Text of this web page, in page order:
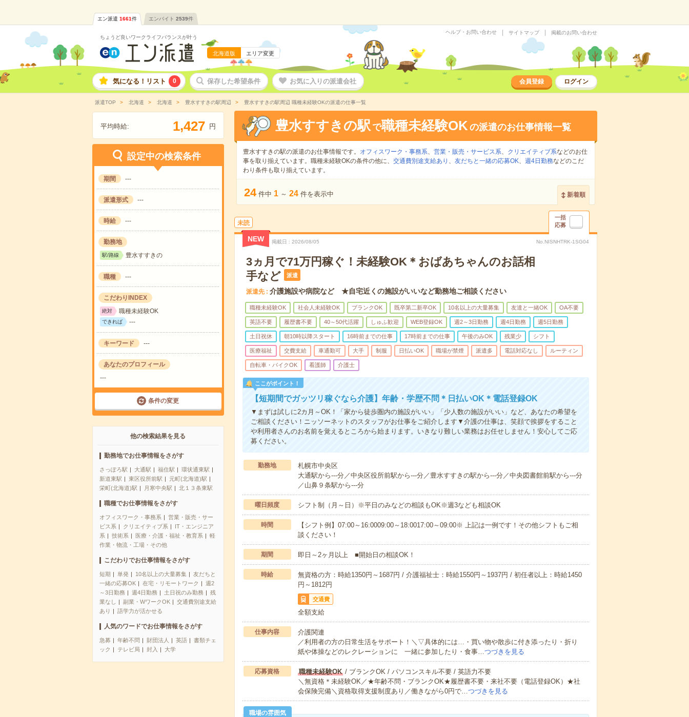
エン派遣 1661件 エンバイト 2539件
ちょうど良いワークライフバランスが叶う
北海道版 エリア変更
ヘルプ・お問い合わせ サイトマップ 掲載のお問い合わせ
気になる！リスト 0 保存した希望条件 お気に入りの派遣会社 会員登録 ログイン
派遣TOP 北海道 北海道 豊水すすきの駅周辺 豊水すすきの駅周辺 職種未経験OKの派遣の仕事一覧
平均時給: 1,427 円
設定中の検索条件
期間 ---
派遣形式 ---
時給 ---
勤務地
駅/路線 豊水すすきの
職種 ---
こだわりINDEX
絶対 職種未経験OK
できれば ---
キーワード ---
あなたのプロフィール
---
条件の変更
他の検索結果を見る
勤務地でお仕事情報をさがす
さっぽろ駅 大通駅 福住駅
環状通東駅
新道東駅
東区役所前駅
元町(北海道)駅
栄町(北海道)駅
月寒中央駅 北１３条東駅
職種でお仕事情報をさがす
オフィスワーク・事務系
営業・販売・サー
ビス系
クリエイティブ系
IT・エンジニア
系
技術系 医療・介護・福祉・教育系
軽
作業・物流・工場・その他
こだわりでお仕事情報をさがす
短期 単発 10名以上の大量募集
友だちと
一緒の応募OK
在宅・リモートワーク
週2
～3日勤務
週4日勤務 土日祝のみ勤務
残
業なし
副業・WワークOK
交通費別途支給
あり
語学力が活かせる
人気のワードでお仕事情報をさがす
急募 年齢不問 財団法人 英語
書類チェ
ック
テレビ局 封入 大学
豊水すすきの駅 で職種未経験OKの派遣のお仕事情報一覧
豊水すすきの駅の派遣のお仕事情報です。 オフィスワーク・事務系、 営業・販売・サービス系、 クリエイティブ系などのお仕
事を取り揃えています。職種未経験OKの条件の他に、 交通費別途支給あり 、 友だちと一緒の応募OK、 週4日勤務などのこだ
わり条件も取り揃えています。
24 件中 1 ～ 24 件を表示中 新着順
未読
一括
応募
NEW 掲載日 2026/08/05 No.NISNHTRK-1SG04
3ヵ月で71万円稼ぐ！未経験OK＊おばあちゃんのお話相
手など
派遣
派遣先 介護施設や病院など ★自宅近くの施設がいいなど勤務地ご相談ください
職種未経験OK 社会人未経験OK ブランクOK 既卒第二新卒OK 10名以上の大量募集 友達と一緒OK OA不要
英語不要 履歴書不要 40～50代活躍 しゅふ歓迎 WEB登録OK 週2～3日勤務 週4日勤務 週5日勤務
土日祝休 朝10時以降スタート 16時前までの仕事 17時前までの仕事 午後のみOK 残業少 シフト
医療福祉 交費支給 車通勤可 大手 制服 日払いOK 職場が禁煙 派遣多 電話対応なし ルーティン
自転車・バイクOK 看護師 介護士
ここがポイント！
【短期間でガッツリ稼ぐなら介護】年齢・学歴不問＊日払いOK＊電話登録OK
▼まずは試しに2カ月～OK！「家から徒歩圏内の施設がいい」「少人数の施設がいい」など、あなたの希望を
ご相談ください！ニッソーネットのスタッフがお仕事をご紹介します▼介護の仕事は、笑顔で挨拶をすること
や利用者さんのお名前を覚えるところから始まります。いきなり難しい業務はお任せしません！安心してご応
募ください。
勤務地
札幌市中央区
大通駅から---分／中央区役所前駅から---分／豊水すすきの駅から---分／中央図書館前駅から---分
／山鼻９条駅から---分
曜日頻度 シフト制（月～日）※平日のみなどの相談もOK※週3なども相談OK
時間
【シフト例】07:00～16:0009:00～18:0017:00～09:00※ 上記は一例です！その他シフトもご相
談ください！
期間 即日～2ヶ月以上 ■開始日の相談OK！
時給
無資格の方：時給1350円～1687円 / 介護福祉士：時給1550円～1937円 / 初任者以上：時給1450
円～1812円
交通費
全額支給
仕事内容
介護関連
／利用者の方の日常生活をサポート！＼▽具体的には…・買い物や散歩に付き添ったり・折り
紙や体操などのレクレーションに 一緒に参加したり・食事…つづきを見る
応募資格 職種未経験OK/ ブランクOK / パソコンスキル不要 / 英語力不要
＼無資格＊未経験OK／★年齢不問・ブランクOK★履歴書不要・来社不要（電話登録OK）★社
会保険完備＼資格取得支援制度あり／働きながら0円で…つづきを見る
職場の雰囲気